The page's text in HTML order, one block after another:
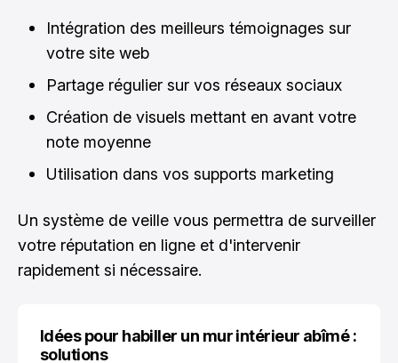
Intégration des meilleurs témoignages sur
votre site web
Partage régulier sur vos réseaux sociaux
Création de visuels mettant en avant votre
note moyenne
Utilisation dans vos supports marketing
Un système de veille vous permettra de surveiller
votre réputation en ligne et d'intervenir
rapidement si nécessaire.
Idées pour habiller un mur intérieur abîmé :
solutions